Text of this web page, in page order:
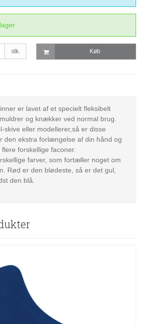
stk. Køb
er lavet af et specielt fleksibelt
og knækker ved normal brug.
skive eller modellerer,så er disse
den ekstra forlængelse af din hånd og
forskellige faconer.
farver, som fortæller noget om
Rød er den blødeste, så er det gul,
den blå.